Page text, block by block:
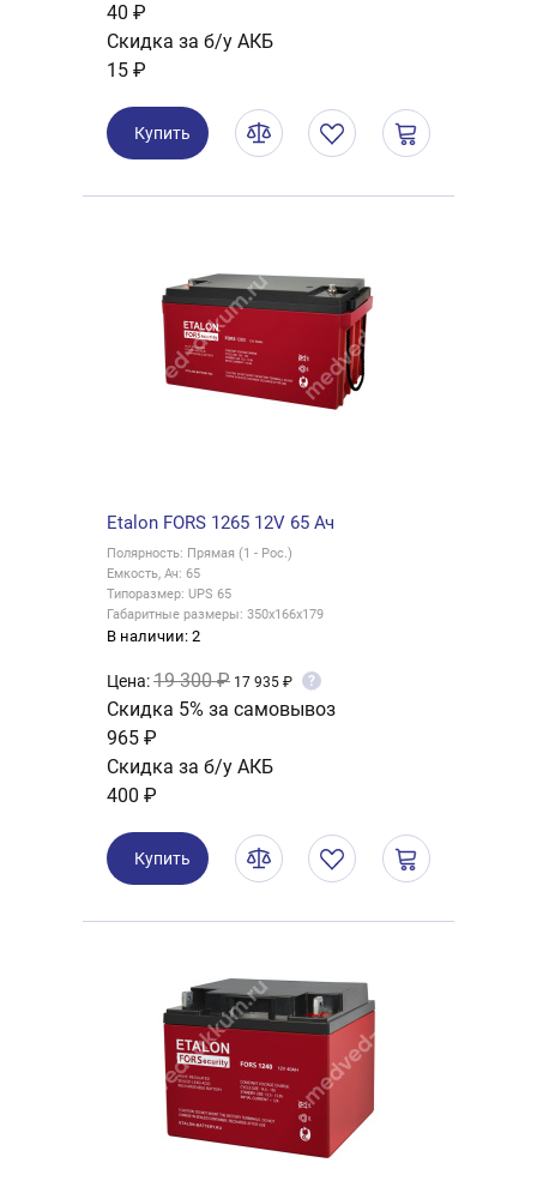
40 ₽
Скидка за б/у АКБ
15 ₽
Купить
Etalon FORS 1265 12V 65 Ач
Полярность: Прямая (1 - Рос.)
Емкость, Ач: 65
Типоразмер: UPS 65
Габаритные размеры: 350x166x179
В наличии: 2
Цена:19 300 ₽ 17 935 ₽ ?
Скидка 5% за самовывоз
965 ₽
Скидка за б/у АКБ
400 ₽
Купить